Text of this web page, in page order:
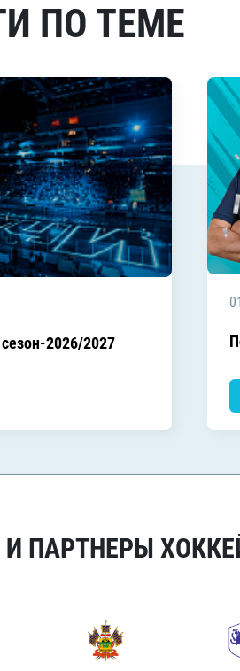
ПО ТЕМЕ
2026/2027
ПАРТНЕРЫ